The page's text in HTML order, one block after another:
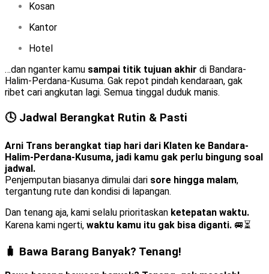
Kosan
Kantor
Hotel
…dan nganter kamu sampai titik tujuan akhir di Bandara-
Halim-Perdana-Kusuma. Gak repot pindah kendaraan, gak
ribet cari angkutan lagi. Semua tinggal duduk manis.
🕓 Jadwal Berangkat Rutin & Pasti
Arni Trans berangkat tiap hari dari Klaten ke Bandara-
Halim-Perdana-Kusuma, jadi kamu gak perlu bingung soal
jadwal.
Penjemputan biasanya dimulai dari sore hingga malam,
tergantung rute dan kondisi di lapangan.
Dan tenang aja, kami selalu prioritaskan ketepatan waktu.
Karena kami ngerti, waktu kamu itu gak bisa diganti. 🚐⏳
🧳 Bawa Barang Banyak? Tenang!